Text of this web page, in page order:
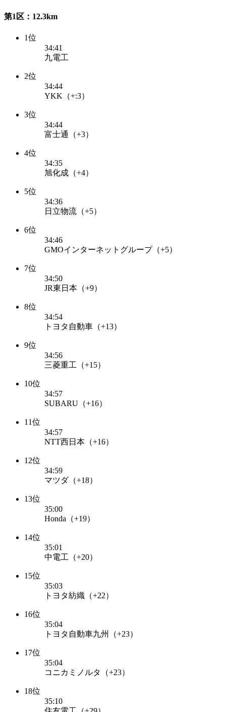
第1区：12.3km
1位
34:41
九電工
2位
34:44
YKK（+:3）
3位
34:44
富士通（+3）
4位
34:35
旭化成（+4）
5位
34:36
日立物流（+5）
6位
34:46
GMOインターネットグループ（+5）
7位
34:50
JR東日本（+9）
8位
34:54
トヨタ自動車（+13）
9位
34:56
三菱重工（+15）
10位
34:57
SUBARU（+16）
11位
34:57
NTT西日本（+16）
12位
34:59
マツダ（+18）
13位
35:00
Honda（+19）
14位
35:01
中電工（+20）
15位
35:03
トヨタ紡織（+22）
16位
35:04
トヨタ自動車九州（+23）
17位
35:04
コニカミノルタ（+23）
18位
35:10